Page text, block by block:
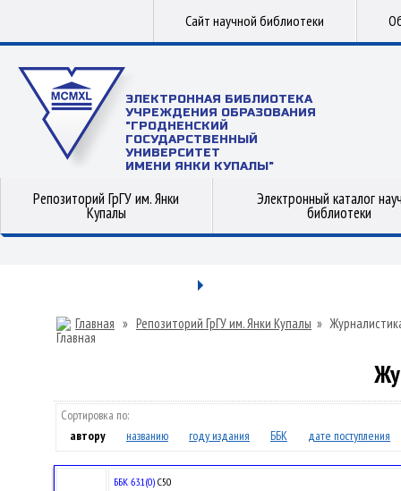
Сайт научной библиотеки
ЭЛЕКТРОННАЯ БИБЛИОТЕКА
УЧРЕЖДЕНИЯ ОБРАЗОВАНИЯ
"ГРОДНЕНСКИЙ
ГОСУДАРСТВЕННЫЙ
УНИВЕРСИТЕТ
ИМЕНИ ЯНКИ КУПАЛЫ"
Репозиторий ГрГУ им. Янки
Купалы
Электронный каталог
библиотеки
Главная » Репозиторий ГрГУ им. Янки Купалы »
Сортировка по:
автору
названию году издания ББК дате поступления
ББК 63.1(0) С50